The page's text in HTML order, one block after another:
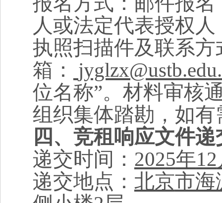
人或法定代表授权
执照扫描件及联系
箱：
位名称”。材料审核
组织集体踏勘，如
四、竞租响应文件
递交时间： 2025年12
递交地点： 北京市海